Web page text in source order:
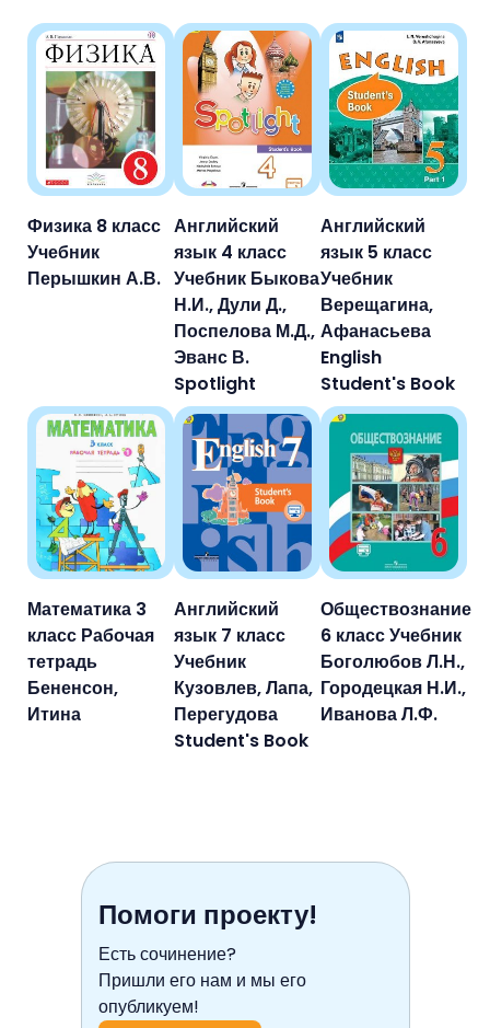
Физика 8 класс
Учебник
Перышкин А.В.
Английский
язык 4 класс
Учебник Быкова
Н.И., Дули Д.,
Поспелова М.Д.,
Эванс В.
Spotlight
Английский
язык 5 класс
Учебник
Верещагина,
Афанасьева
English
Student's Book
Математика 3
класс Рабочая
тетрадь
Бененсон,
Итина
Английский
язык 7 класс
Учебник
Кузовлев, Лапа,
Перегудова
Student's Book
Обществознание
6 класс Учебник
Боголюбов Л.Н.,
Городецкая Н.И.,
Иванова Л.Ф.
Помоги проекту!
Есть сочинение?
Пришли его нам и мы его
опубликуем!